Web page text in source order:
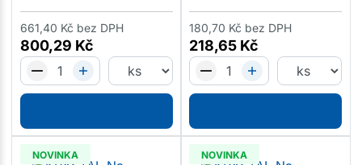
800,29 Kč
661,40 Kč bez DPH
218,65 Kč
180,70 Kč bez DPH
NOVINKA NOVINKA